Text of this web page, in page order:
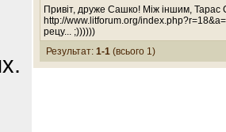
Привіт, друже Сашко! Між іншим,
http://www.litforum.org/
рецу... ;))))))
Результат: 1-1 (всього 1)